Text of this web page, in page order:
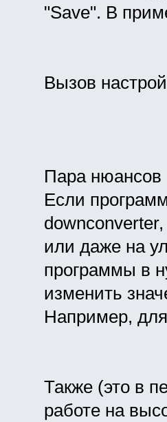
"Save". В
Вызов
Пара нюансов
Если
downconverter,
или даже на
программы в
изменить
Например,
Также (это в
работе на